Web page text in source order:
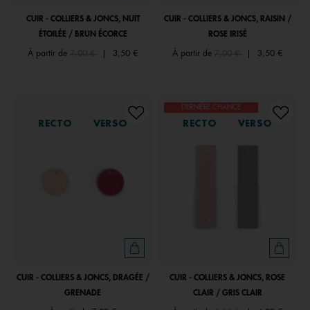
CUIR - COLLIERS & JONCS, NUIT
ÉTOILÉE / BRUN ÉCORCE
À partir de Price reduced from
3,50 €
CUIR - COLLIERS & JONCS, RAISIN /
ROSE IRISÉ
À partir de Price reduced from
3,50 €
RECTO VERSO
CUIR - COLLIERS & JONCS, DRAGÉE /
GRENADE
DERNIÈRE CHANCE
RECTO VERSO
CUIR - COLLIERS & JONCS, ROSE
CLAIR / GRIS CLAIR